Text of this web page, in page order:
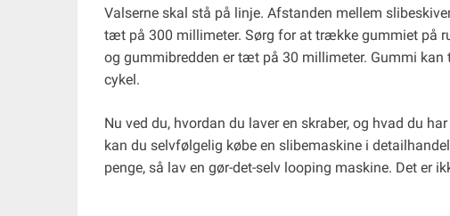
Valserne skal stå på linje. Afstanden mellem
tæt på 300 millimeter. Sørg for at trække gummiet på
og gummibredden er tæt på 30 millimeter. Gummi kan
cykel.
Nu ved du, hvordan du laver en skraber, og hvad du
kan du selvfølgelig købe en slibemaskine i
penge, så lav en gør-det-selv looping maskine. Det er